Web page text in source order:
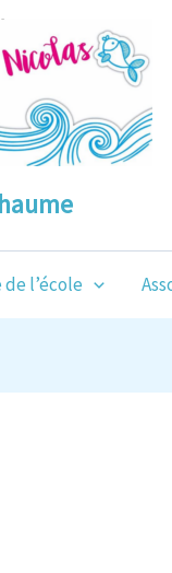
de l’école